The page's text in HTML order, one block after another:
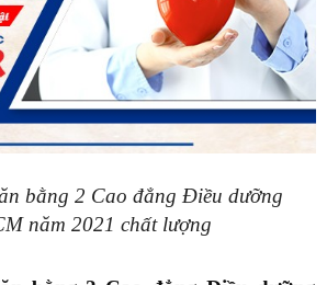
bằng 2 Cao đẳng Điều dưỡng
năm 2021 chất lượng